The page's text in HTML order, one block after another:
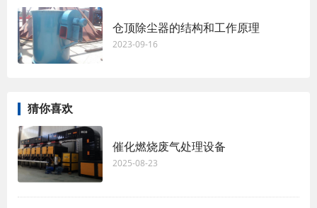
仓顶除尘器的结构和工作原理
2023-09-16
猜你喜欢
催化燃烧废气处理设备
2025-08-23